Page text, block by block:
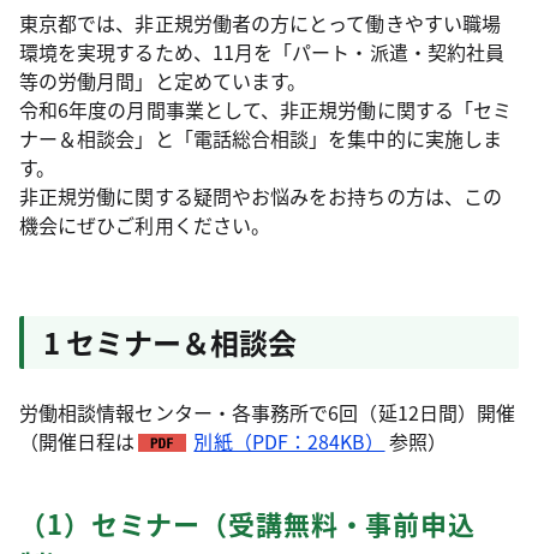
東京都では、非正規労働者の方にとって働きやすい職場
環境を実現するため、11月を「パート・派遣・契約社員
等の労働月間」と定めています。
令和6年度の月間事業として、非正規労働に関する「セミ
ナー＆相談会」と「電話総合相談」を集中的に実施しま
す。
非正規労働に関する疑問やお悩みをお持ちの方は、この
機会にぜひご利用ください。
1 セミナー＆相談会
労働相談情報センター・各事務所で6回（延12日間）開催
（開催日程は
別紙（PDF：284KB） 参照）
（1）セミナー（受講無料・事前申込